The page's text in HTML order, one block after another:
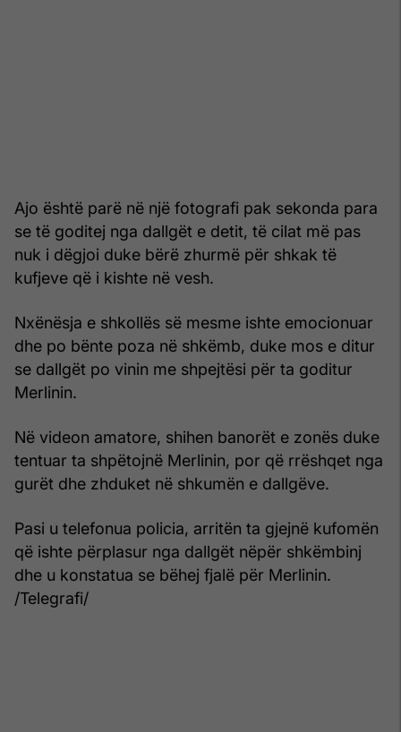
Ajo është parë në një fotografi pak sekonda para
se të goditej nga dallgët e detit, të cilat më pas
nuk i dëgjoi duke bërë zhurmë për shkak të
kufjeve që i kishte në vesh.
Nxënësja e shkollës së mesme ishte emocionuar
dhe po bënte poza në shkëmb, duke mos e ditur
se dallgët po vinin me shpejtësi për ta goditur
Merlinin.
Në videon amatore, shihen banorët e zonës duke
tentuar ta shpëtojnë Merlinin, por që rrëshqet nga
gurët dhe zhduket në shkumën e dallgëve.
Pasi u telefonua policia, arritën ta gjejnë kufomën
që ishte përplasur nga dallgët nëpër shkëmbinj
dhe u konstatua se bëhej fjalë për Merlinin.
/Telegrafi/